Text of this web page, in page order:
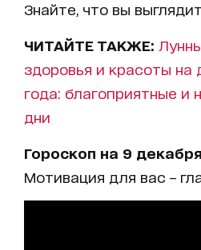
Знайте, что вы
ЧИТАЙТЕ ТАКЖЕ:
здоровья и красоты на
года: благоприятные и
дни
Гороскоп на 9
Мотивация для вас –